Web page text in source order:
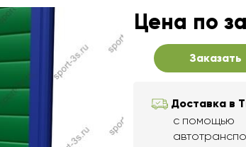
Цена по
Заказать
Доставка в
с помощью